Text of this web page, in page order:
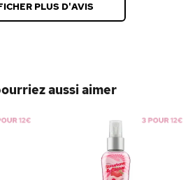
PLUS D'AVIS
aussi aimer